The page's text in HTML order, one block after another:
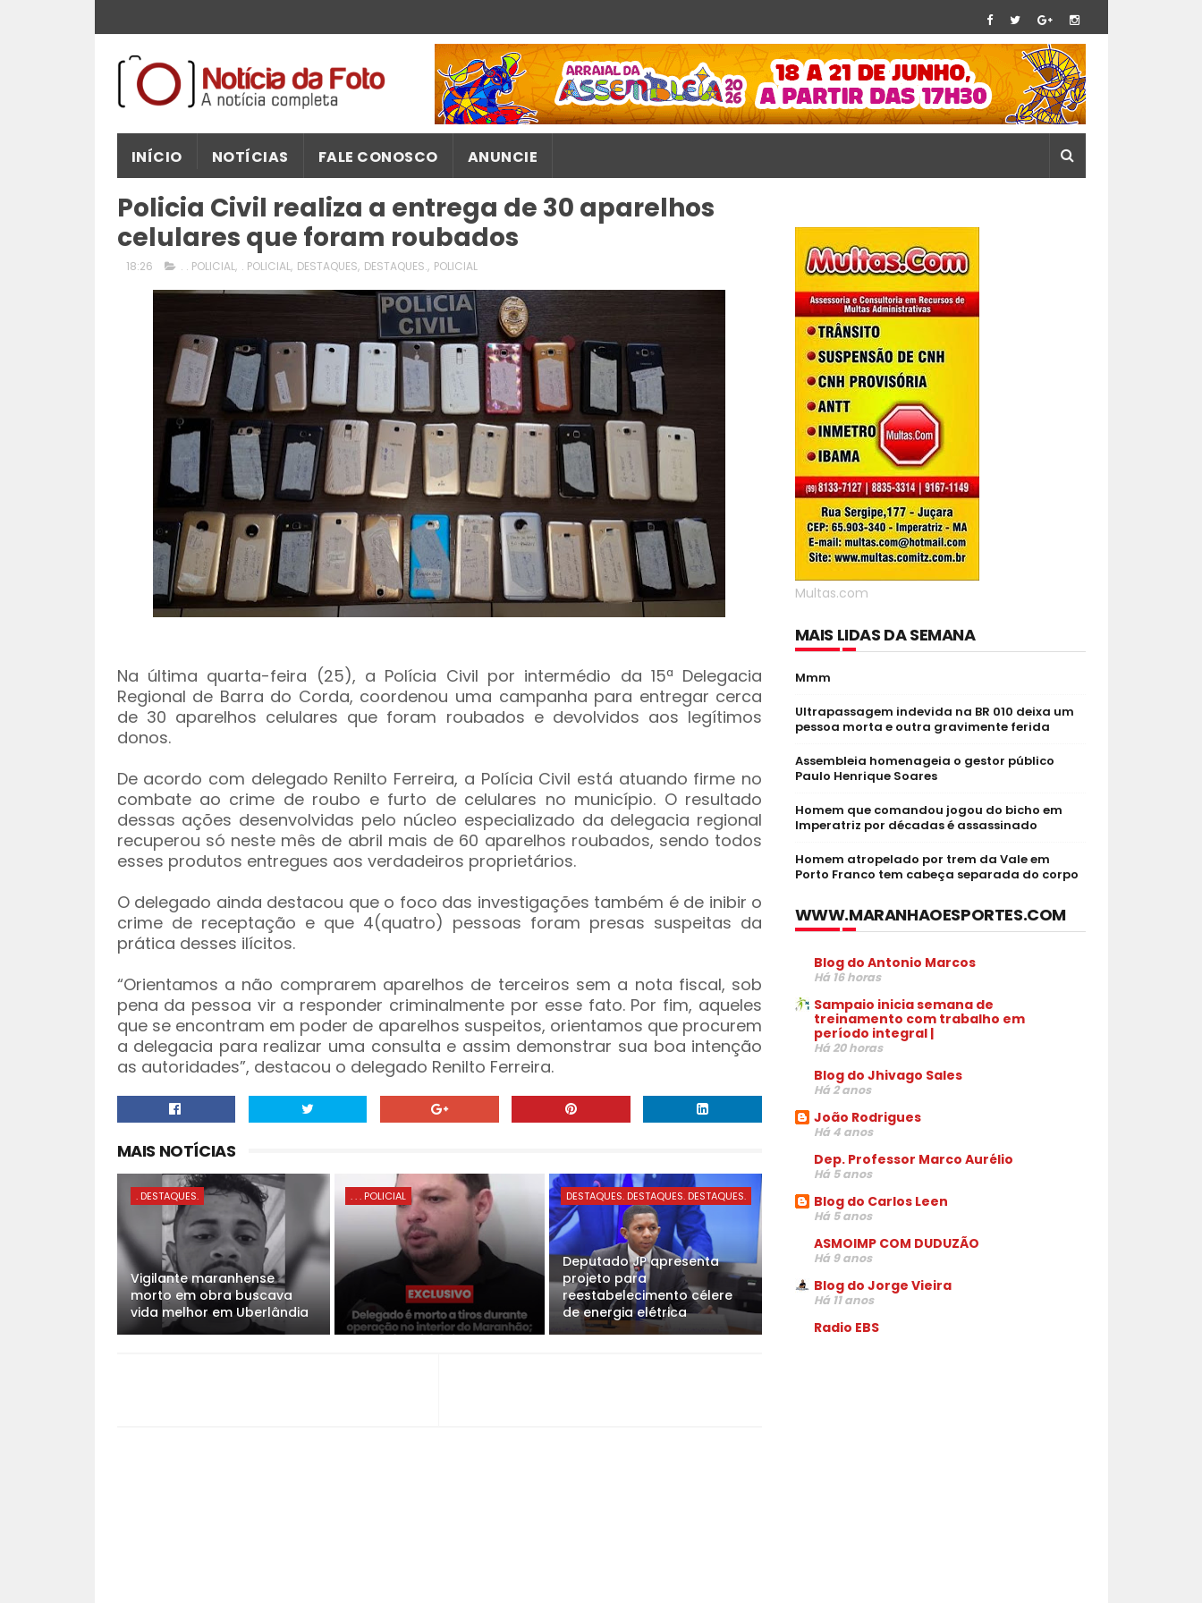
INÍCIO NOTÍCIAS FALE CONOSCO ANUNCIE
Policia Civil realiza a entrega de 30 aparelhos
celulares que foram roubados
18:26 . . POLICIAL, . POLICIAL, DESTAQUES, DESTAQUES., POLICIAL
Na última quarta-feira (25), a Polícia Civil por intermédio da 15ª Delegacia
Regional de Barra do Corda, coordenou uma campanha para entregar cerca
de 30 aparelhos celulares que foram roubados e devolvidos aos legítimos
donos.
De acordo com delegado Renilto Ferreira, a Polícia Civil está atuando firme no
combate ao crime de roubo e furto de celulares no município. O resultado
dessas ações desenvolvidas pelo núcleo especializado da delegacia regional
recuperou só neste mês de abril mais de 60 aparelhos roubados, sendo todos
esses produtos entregues aos verdadeiros proprietários.
O delegado ainda destacou que o foco das investigações também é de inibir o
crime de receptação e que 4(quatro) pessoas foram presas suspeitas da
prática desses ilícitos.
“Orientamos a não comprarem aparelhos de terceiros sem a nota fiscal, sob
pena da pessoa vir a responder criminalmente por esse fato. Por fim, aqueles
que se encontram em poder de aparelhos suspeitos, orientamos que procurem
a delegacia para realizar uma consulta e assim demonstrar sua boa intenção
as autoridades”, destacou o delegado Renilto Ferreira.
MAIS NOTÍCIAS
. DESTAQUES.
Vigilante maranhense
morto em obra buscava
vida melhor em Uberlândia
. . . POLICIAL DESTAQUES. DESTAQUES. DESTAQUES.
Deputado JP apresenta
projeto para
reestabelecimento célere
de energia elétrica
Multas.com
MAIS LIDAS DA SEMANA
Mmm
Ultrapassagem indevida na BR 010 deixa um
pessoa morta e outra gravimente ferida
Assembleia homenageia o gestor público
Paulo Henrique Soares
Homem que comandou jogou do bicho em
Imperatriz por décadas é assassinado
Homem atropelado por trem da Vale em
Porto Franco tem cabeça separada do corpo
WWW.MARANHAOESPORTES.COM
Blog do Antonio Marcos
Há 16 horas
Sampaio inicia semana de
treinamento com trabalho em
período integral |
Há 20 horas
Blog do Jhivago Sales
Há 2 anos
João Rodrigues
Há 4 anos
Dep. Professor Marco Aurélio
Há 5 anos
Blog do Carlos Leen
Há 5 anos
ASMOIMP COM DUDUZÃO
Há 9 anos
Blog do Jorge Vieira
Há 11 anos
Radio EBS